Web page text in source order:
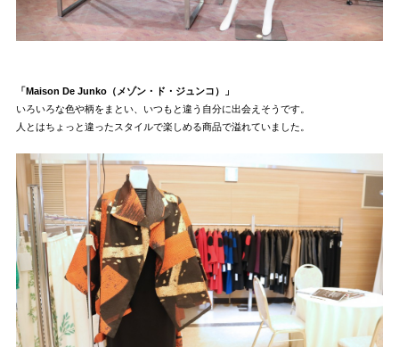
「Maison De Junko（メゾン・ド・ジュンコ）」
いろいろな色や柄をまとい、いつもと違う自分に出会えそうです。
人とはちょっと違ったスタイルで楽しめる商品で溢れていました。